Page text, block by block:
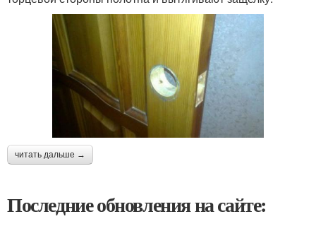
читать дальше →
Последние обновления на сайте: